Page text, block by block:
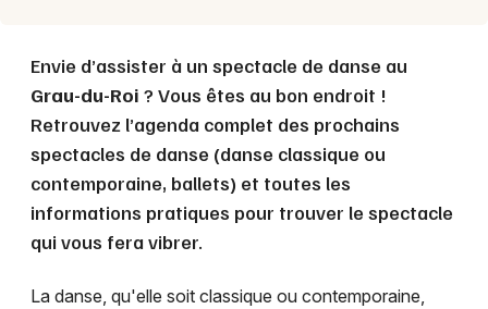
Envie d’assister à un spectacle de danse au
Grau-du-Roi ? Vous êtes au bon endroit !
Retrouvez l’agenda complet des prochains
spectacles de danse (danse classique ou
contemporaine, ballets) et toutes les
informations pratiques pour trouver le spectacle
qui vous fera vibrer.
La danse, qu'elle soit classique ou contemporaine,